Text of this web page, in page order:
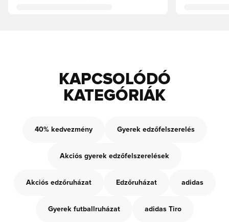
KAPCSOLÓDÓ
KATEGÓRIÁK
40% kedvezmény Gyerek edzőfelszerelés
Akciós gyerek edzőfelszerelések
Akciós edzőruházat Edzőruházat adidas
Gyerek futballruházat adidas Tiro